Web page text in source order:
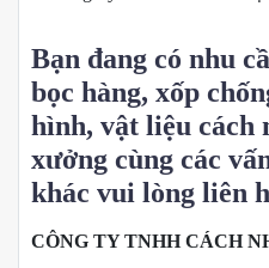
Bạn đang có nhu
bọc hàng, xốp
hình, vật liệu cách
xưởng cùng các
khác vui lòng liên
CÔNG TY TNHH CÁCH